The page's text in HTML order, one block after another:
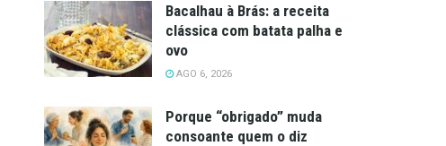
Bacalhau à Brás: a receita
clássica com batata palha e
ovo
AGO 6, 2026
Porque “obrigado” muda
consoante quem o diz